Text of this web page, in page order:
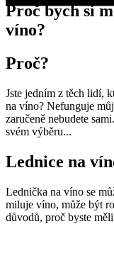
Proč bych si
víno?
Proč?
Jste jedním z těch lidí,
na víno? Nefunguje
zaručeně nebudete
svém výběru...
Lednice na
Lednička na víno se
miluje víno, může být
důvodů, proč byste